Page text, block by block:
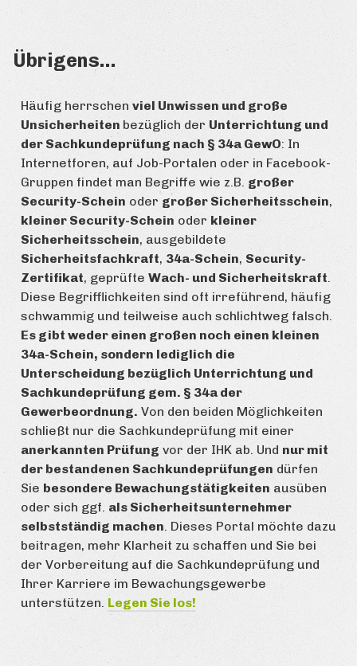
Übrigens…
Häufig herrschen viel Unwissen und große
Unsicherheiten bezüglich der Unterrichtung und
der Sachkundeprüfung nach § 34a GewO: In
Internetforen, auf Job-Portalen oder in Facebook-
Gruppen findet man Begriffe wie z.B. großer
Security-Schein oder großer Sicherheitsschein,
kleiner Security-Schein oder kleiner
Sicherheitsschein, ausgebildete
Sicherheitsfachkraft, 34a-Schein, Security-
Zertifikat, geprüfte Wach- und Sicherheitskraft.
Diese Begrifflichkeiten sind oft irreführend, häufig
schwammig und teilweise auch schlichtweg falsch.
Es gibt weder einen großen noch einen kleinen
34a-Schein, sondern lediglich die
Unterscheidung bezüglich Unterrichtung und
Sachkundeprüfung gem. § 34a der
Gewerbeordnung. Von den beiden Möglichkeiten
schließt nur die Sachkundeprüfung mit einer
anerkannten Prüfung vor der IHK ab. Und nur mit
der bestandenen Sachkundeprüfungen dürfen
Sie besondere Bewachungstätigkeiten ausüben
oder sich ggf. als Sicherheitsunternehmer
selbstständig machen. Dieses Portal möchte dazu
beitragen, mehr Klarheit zu schaffen und Sie bei
der Vorbereitung auf die Sachkundeprüfung und
Ihrer Karriere im Bewachungsgewerbe
unterstützen. Legen Sie los!